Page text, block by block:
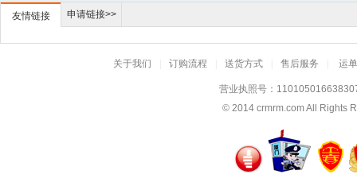
友情链接 申请链接>>
关于我们 订购流程 送货方式 售后服务 运
营业执照号：
© 2014 crmrm.comAll Rights